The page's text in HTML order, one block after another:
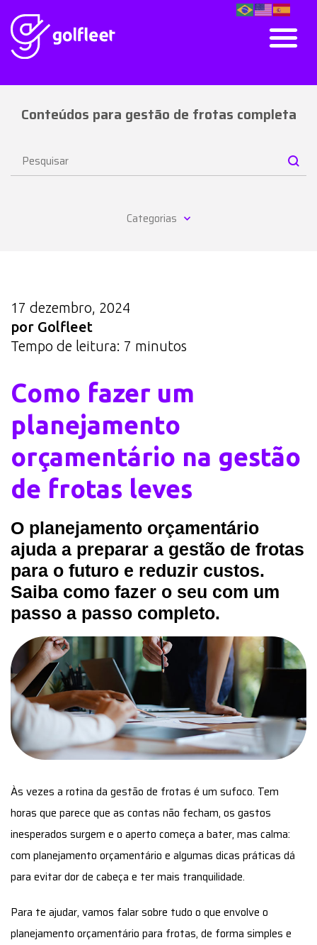
Conteúdos para gestão de frotas completa
Categorias
17 dezembro, 2024
por Golfleet
Tempo de leitura: 7 minutos
Como fazer um
planejamento
orçamentário na gestão
de frotas leves
O planejamento orçamentário
ajuda a preparar a gestão de frotas
para o futuro e reduzir custos.
Saiba como fazer o seu com um
passo a passo completo.
Às vezes a rotina da gestão de frotas é um sufoco. Tem
horas que parece que as contas não fecham, os gastos
inesperados surgem e o aperto começa a bater, mas calma:
com planejamento orçamentário e algumas dicas práticas dá
para evitar dor de cabeça e ter mais tranquilidade.
Para te ajudar, vamos falar sobre tudo o que envolve o
planejamento orçamentário para frotas, de forma simples e